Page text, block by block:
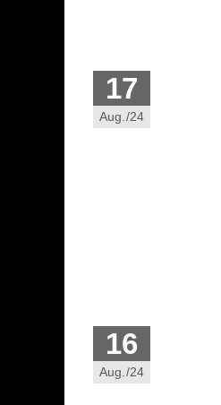
17
Aug./24
16
Aug./24